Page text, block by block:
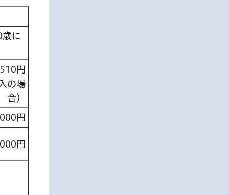
に
円
の場
合）
円
円